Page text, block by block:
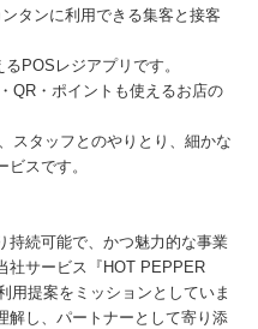
タンに利用できる集客と接客
POSレジアプリです。
QR・ポイントも使えるお店の
スタッフとのやりとり、細かな
スです。
持続可能で、かつ魅力的な事業
社サービス『HOT PEPPER
用提案をミッションとしていま
解し、パートナーとして寄り添